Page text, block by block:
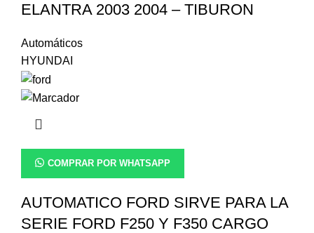
ELANTRA 2003 2004 – TIBURON
Automáticos
HYUNDAI
COMPRAR POR WHATSAPP
AUTOMATICO FORD SIRVE PARA LA
SERIE FORD F250 Y F350 CARGO